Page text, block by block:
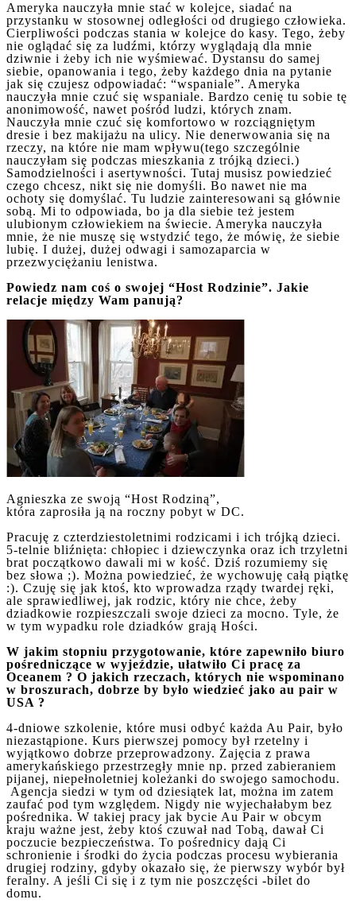
Ameryka nauczyła mnie stać w kolejce, siadać na
przystanku w stosownej odległości od drugiego człowieka.
Cierpliwości podczas stania w kolejce do kasy. Tego, żeby
nie oglądać się za ludźmi, którzy wyglądają dla mnie
dziwnie i żeby ich nie wyśmiewać. Dystansu do samej
siebie, opanowania i tego, żeby każdego dnia na pytanie
jak się czujesz odpowiadać: “wspaniale”. Ameryka
nauczyła mnie czuć się wspaniale. Bardzo cenię tu sobie tę
anonimowość, nawet pośród ludzi, których znam.
Nauczyła mnie czuć się komfortowo w rozciągniętym
dresie i bez makijażu na ulicy. Nie denerwowania się na
rzeczy, na które nie mam wpływu(tego szczególnie
nauczyłam się podczas mieszkania z trójką dzieci.)
Samodzielności i asertywności. Tutaj musisz powiedzieć
czego chcesz, nikt się nie domyśli. Bo nawet nie ma
ochoty się domyślać. Tu ludzie zainteresowani są głównie
sobą. Mi to odpowiada, bo ja dla siebie też jestem
ulubionym człowiekiem na świecie. Ameryka nauczyła
mnie, że nie muszę się wstydzić tego, że mówię, że siebie
lubię. I dużej, dużej odwagi i samozaparcia w
przezwyciężaniu lenistwa.
Powiedz nam coś o swojej “Host Rodzinie”. Jakie
relacje między Wam panują?
Agnieszka ze swoją “Host Rodziną”,
która zaprosiła ją na roczny pobyt w DC.
Pracuję z czterdziestoletnimi rodzicami i ich trójką dzieci.
5-telnie bliźnięta: chłopiec i dziewczynka oraz ich trzyletni
brat początkowo dawali mi w kość. Dziś rozumiemy się
bez słowa ;). Można powiedzieć, że wychowuję całą piątkę
:). Czuję się jak ktoś, kto wprowadza rządy twardej ręki,
ale sprawiedliwej, jak rodzic, który nie chce, żeby
dziadkowie rozpieszczali swoje dzieci za mocno. Tyle, że
w tym wypadku role dziadków grają Hości.
W jakim stopniu przygotowanie, które zapewniło biuro
pośredniczące w wyjeździe, ułatwiło Ci pracę za
Oceanem ? O jakich rzeczach, których nie wspominano
w broszurach, dobrze by było wiedzieć jako au pair w
USA ?
4-dniowe szkolenie, które musi odbyć każda Au Pair, było
niezastąpione. Kurs pierwszej pomocy był rzetelny i
wyjątkowo dobrze przeprowadzony. Zajęcia z prawa
amerykańskiego przestrzegły mnie np. przed zabieraniem
pijanej, niepełnoletniej koleżanki do swojego samochodu.
Agencja siedzi w tym od dziesiątek lat, można im zatem
zaufać pod tym względem. Nigdy nie wyjechałabym bez
pośrednika. W takiej pracy jak bycie Au Pair w obcym
kraju ważne jest, żeby ktoś czuwał nad Tobą, dawał Ci
poczucie bezpieczeństwa. To pośrednicy dają Ci
schronienie i środki do życia podczas procesu wybierania
drugiej rodziny, gdyby okazało się, że pierwszy wybór był
feralny. A jeśli Ci się i z tym nie poszczęści -bilet do
domu.